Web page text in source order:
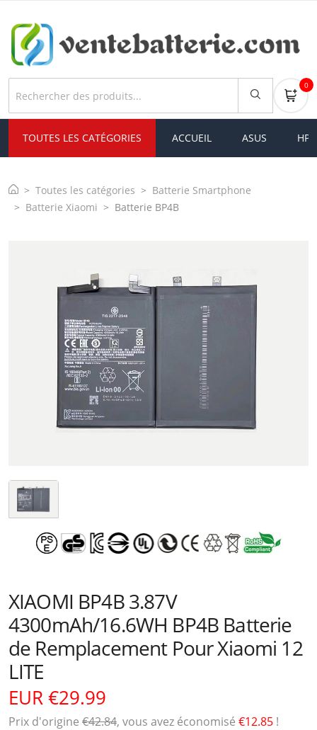
0
TOUTES LES CATÉGORIES ACCUEIL ASUS HP
Toutes les catégories
Batterie Smartphone
Batterie Xiaomi
Batterie BP4B
XIAOMI BP4B 3.87V
4300mAh/16.6WH BP4B Batterie
de Remplacement Pour Xiaomi 12
LITE
EUR €29.99
Prix ​​d'origine €42.84, vous avez économisé €12.85 !